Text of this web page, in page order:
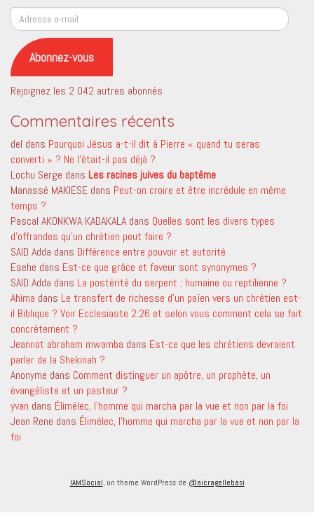
Adresse
e-
mail
Abonnez-vous
Rejoignez les 2 042 autres abonnés
Commentaires récents
del dans Pourquoi Jésus a-t-il dit à Pierre « quand tu seras
converti » ? Ne l’était-il pas déjà ?
Lochu Serge dans Les racines juives du baptême
Manassé MAKIESE dans Peut-on croire et être incrédule en même
temps ?
Pascal AKONKWA KADAKALA dans Quelles sont les divers types
d’offrandes qu’un chrétien peut faire ?
SAID Adda dans Différence entre pouvoir et autorité
Esehe dans Est-ce que grâce et faveur sont synonymes ?
SAID Adda dans La postérité du serpent ; humaine ou reptilienne ?
Ahima dans Le transfert de richesse d’un païen vers un chrétien est-
il Biblique ? Voir Ecclesiaste 2:26 et selon vous comment cela se fait
concrètement ?
Jeannot abraham mwamba dans Est-ce que les chrétiens devraient
parler de la Shekinah ?
Anonyme dans Comment distinguer un apôtre, un prophète, un
évangéliste et un pasteur ?
yvan dans Élimélec, l’homme qui marcha par la vue et non par la foi
Jean Rene dans Élimélec, l’homme qui marcha par la vue et non par la
foi
IAMSocial , un theme WordPress de @aicragellebasi